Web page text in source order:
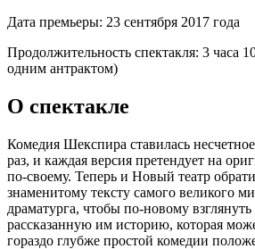
Дата премьеры: 23 сентября 2017 года
Продолжительность спектакля: 3 часа
одним антрактом)
О спектакле
Комедия Шекспира ставилась
раз, и каждая версия претендует на
по-своему. Теперь и Новый театр
знаменитому тексту самого великого
драматурга, чтобы по-новому взглянуть
рассказанную им историю, которая
гораздо глубже простой комедии